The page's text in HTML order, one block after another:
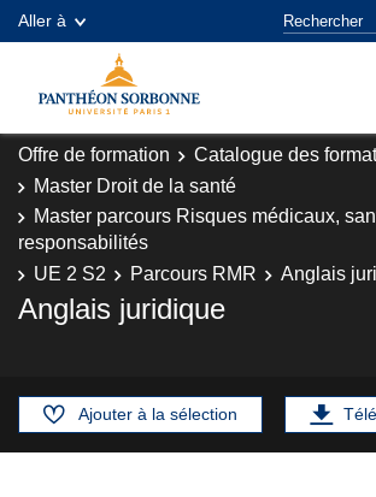
Aller à
Offre de formation Catalogue des
Master Droit de la santé
Master parcours Risques médicaux,
responsabilités
UE 2 S2
Parcours RMR Anglais
Anglais juridique
Ajouter à la sélection